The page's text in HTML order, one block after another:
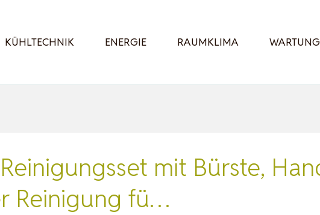
KÜHLTECHNIK ENERGIE RAUMKLIMA WARTUNG
mit Bürste,
Reinigung fü…